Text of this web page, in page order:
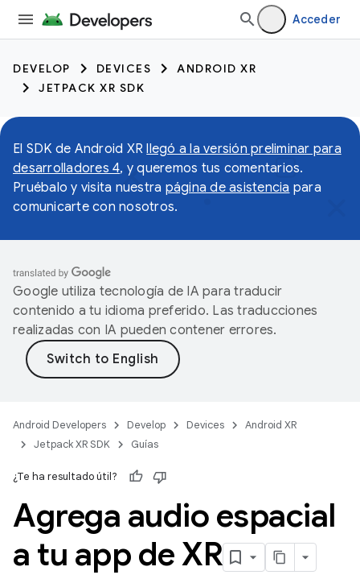
Acceder
DEVELOP DEVICES
ANDROID XR
JETPACK XR SDK
El SDK de Android XRllegó a la versión preliminar para
desarrolladores 4, y queremos tus comentarios.
Pruébalo y visita nuestra página de asistencia para
comunicarte con nosotros.
Google utiliza tecnología de IA para traducir
contenido a tu idioma preferido. Las traducciones
realizadas con IA pueden contener errores.
Android Developers Develop Devices
Android XR
Jetpack XR SDK
Guías
¿Te ha resultado útil?
Agrega audio espacial
a tu app de XR